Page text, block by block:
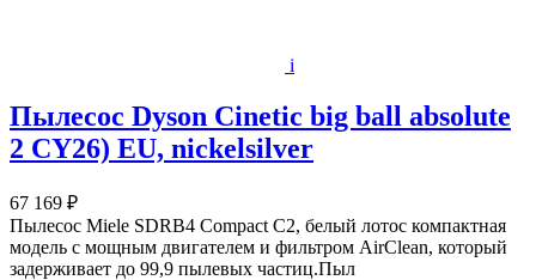
i
Пылесос Dyson Cinetic big ball absolute
2 CY26) EU, nickelsilver
67 169 ₽
Пылесос Miele SDRB4 Compact C2, белый лотос компактная
модель с мощным двигателем и фильтром AirClean, который
задерживает до 99,9 пылевых частиц.Пыл